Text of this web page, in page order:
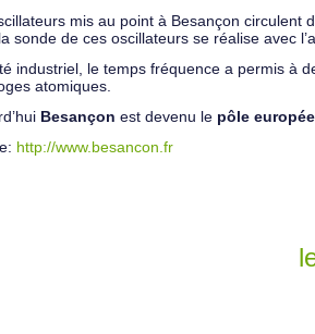
mis au point à Besançon circulent
sonde de ces oscillateurs se réalise avec
industriel, le temps fréquence a permis à
atomiques.
Besançon est devenu le pôle
http://www.besancon.fr